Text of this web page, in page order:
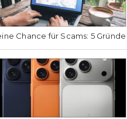
Chance für Scams: 5